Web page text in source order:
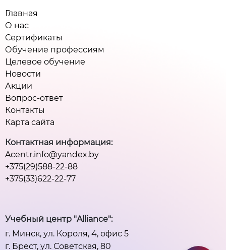
Главная
О нас
Сертификаты
Обучение профессиям
Целевое обучение
Новости
Акции
Вопрос-ответ
Контакты
Карта сайта
Контактная информация:
Acentr.info@yandex.by
+375(29)588-22-88
+375(33)622-22-77
Учебный центр "Alliance":
г. Минск, ул. Короля, 4, офис 5
г. Брест, ул. Советская, 80